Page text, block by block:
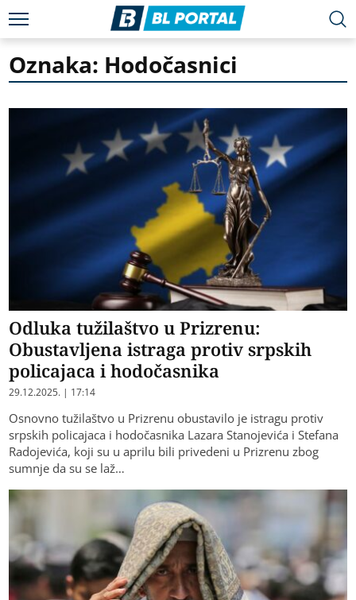
Oznaka: Hodočasnici
Odluka tužilaštvo u Prizrenu:
Obustavljena istraga protiv srpskih
policajaca i hodočasnika
29.12.2025. | 17:14
Osnovno tužilaštvo u Prizrenu obustavilo je istragu protiv
srpskih policajaca i hodočasnika Lazara Stanojevića i Stefana
Radojevića, koji su u aprilu bili privedeni u Prizrenu zbog
sumnje da su se laž…